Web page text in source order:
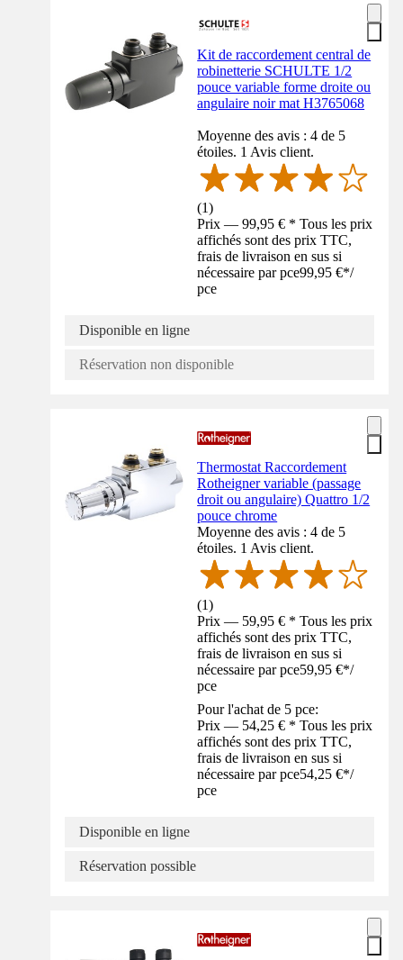
Kit de raccordement central de
robinetterie SCHULTE 1/2
pouce variable forme droite ou
angulaire noir mat H3765068
Moyenne des avis : 4 de 5
étoiles. 1 Avis client.
(1)
Prix — 99,95 € * Tous les prix
affichés sont des prix TTC,
frais de livraison en sus si
nécessaire par pce99,95 €*/
pce
Disponible en ligne
Réservation non disponible
Thermostat Raccordement
Rotheigner variable (passage
droit ou angulaire) Quattro 1/2
pouce chrome
Moyenne des avis : 4 de 5
étoiles. 1 Avis client.
(1)
Prix — 59,95 € * Tous les prix
affichés sont des prix TTC,
frais de livraison en sus si
nécessaire par pce59,95 €*/
pce
Pour l'achat de 5 pce:
Prix — 54,25 € * Tous les prix
affichés sont des prix TTC,
frais de livraison en sus si
nécessaire par pce54,25 €*/
pce
Disponible en ligne
Réservation possible